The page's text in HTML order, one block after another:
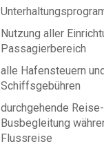
Nutzung aller
Passagierbereich
alle Hafensteuern
Schiffsgebühren
durchgehende
Busbegleitung
Flussreise